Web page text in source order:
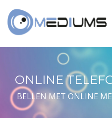
ONLINE
BELLEN MET ONLINE